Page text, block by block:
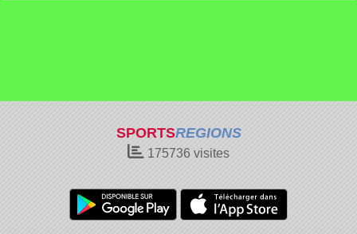
SPORTSREGIONS
175736 visites